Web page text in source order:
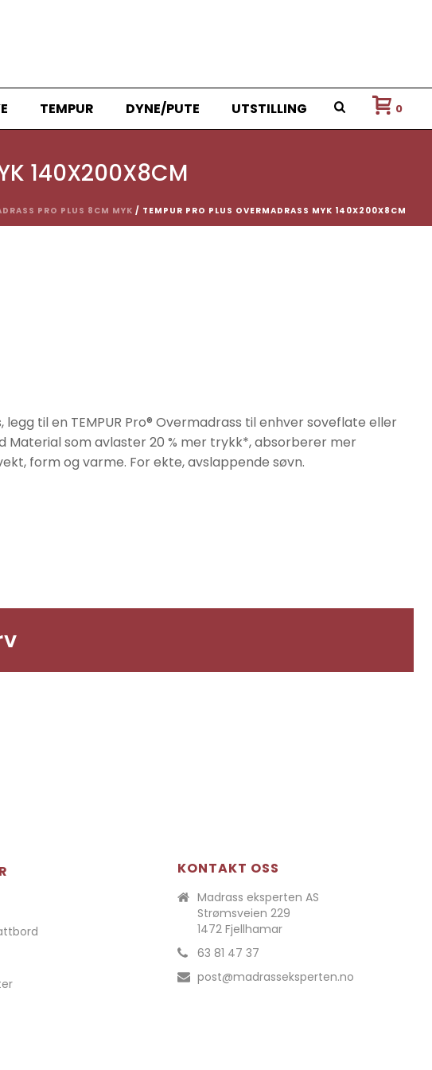
TEMPUR DYNE/PUTE UTSTILLING 0
140X200X8CM
PRO PLUS 8CM MYK / TEMPUR PRO PLUS OVERMADRASS MYK 140X200X8CM
til en TEMPUR Pro® Overmadrass til enhver soveflate eller
Material som avlaster 20 % mer trykk*, absorberer mer
form og varme. For ekte, avslappende søvn.
KONTAKT OSS
Madrass eksperten AS
Strømsveien 229
1472 Fjellhamar
63 81 47 37
post@madrasseksperten.no